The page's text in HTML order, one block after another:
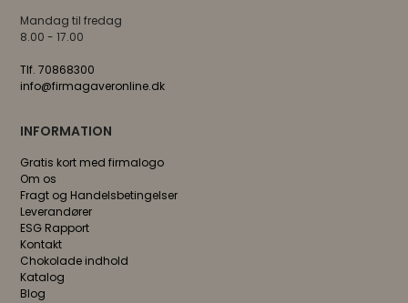
bambusæske